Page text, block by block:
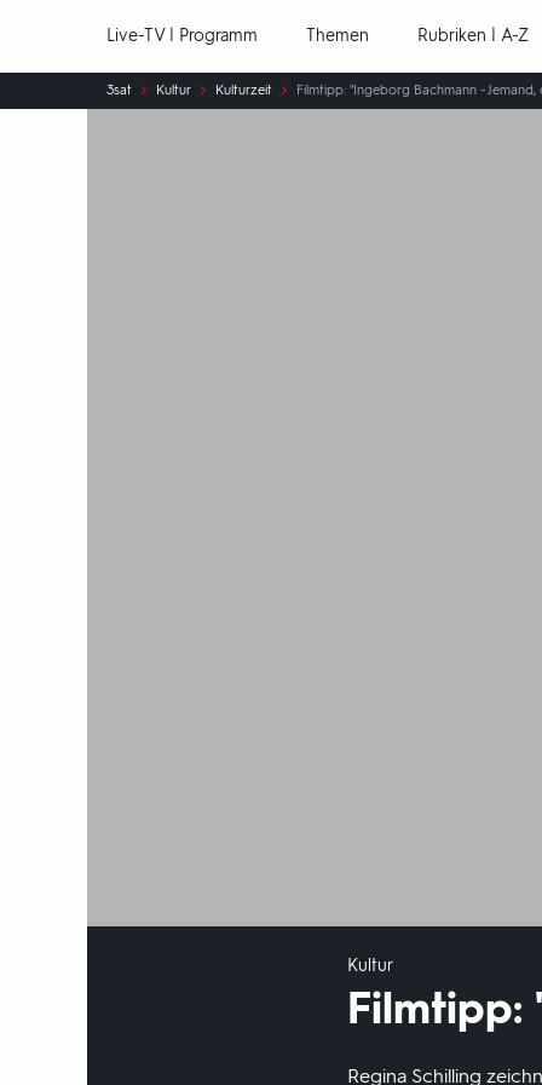
Live-TV | Programm Themen Rubriken | A-Z
Sie
sind
3sat Kultur Kulturzeit Filmtipp: "Ingeborg Bachmann - Jemand,
Kultur
Filmtipp:
Regina Schilling